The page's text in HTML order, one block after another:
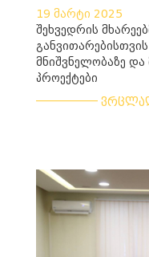
19 მარტი 2025
შეხვედრის
მნიშვნელობაზე
პროექტები